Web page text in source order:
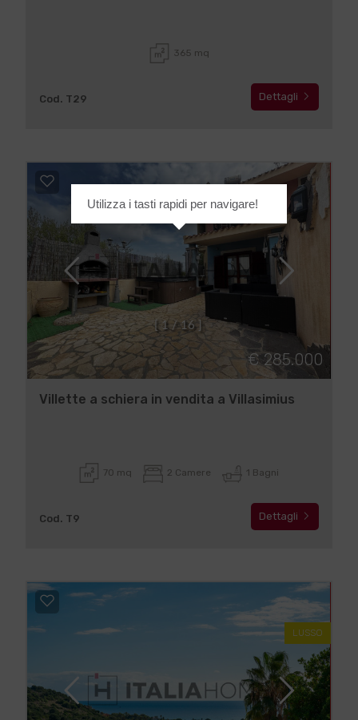
365 mq
Cod. T29 Dettagli
1 / 16
€ 285.000
Villette a schiera in vendita a Villasimius
70 mq 2 Camere 1 Bagni
Cod. T9 Dettagli
LUSSO
Utilizza i tasti rapidi per navigare!